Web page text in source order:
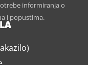
informiranja o
i popustima.